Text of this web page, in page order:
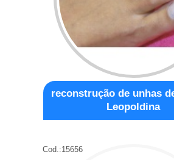
reconstrução de unhas
Leopoldina
Cod.:15656